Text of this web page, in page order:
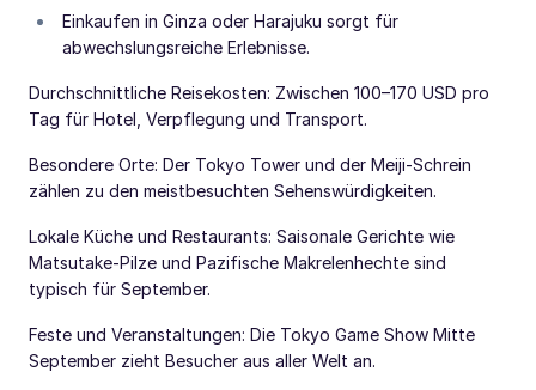
Einkaufen in Ginza oder Harajuku sorgt für
abwechslungsreiche Erlebnisse.
Durchschnittliche Reisekosten: Zwischen 100–170 USD pro
Tag für Hotel, Verpflegung und Transport.
Besondere Orte: Der Tokyo Tower und der Meiji-Schrein
zählen zu den meistbesuchten Sehenswürdigkeiten.
Lokale Küche und Restaurants: Saisonale Gerichte wie
Matsutake-Pilze und Pazifische Makrelenhechte sind
typisch für September.
Feste und Veranstaltungen: Die Tokyo Game Show Mitte
September zieht Besucher aus aller Welt an.